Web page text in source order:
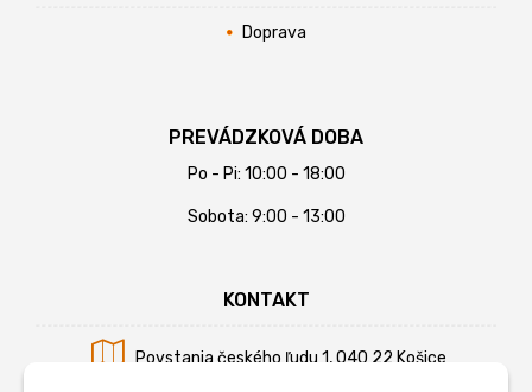
Doprava
PREVÁDZKOVÁ DOBA
Po - Pi: 10:00 - 18:00
Sobota: 9:00 - 13:00
KONTAKT
Povstania českého ľudu 1, 040 22 Košice